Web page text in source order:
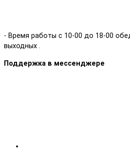
- Время работы с 10-00 до 18-00
выходных .
Поддержка в мессенджере